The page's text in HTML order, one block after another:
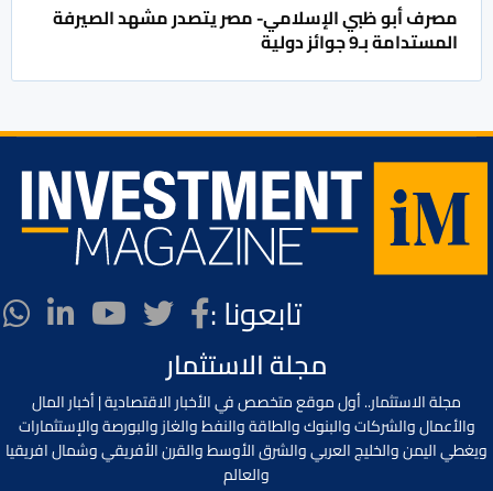
مصرف أبو ظبي الإسلامي- مصر يتصدر مشهد الصيرفة
المستدامة بـ9 جوائز دولية
تابعونا :
مجلة الاستثمار
مجلة الاستثمار.. أول موقع متخصص في الأخبار الاقتصادية | أخبار المال
والأعمال والشركات والبنوك والطاقة والنفط والغاز والبورصة والإستثمارات
ويغطي اليمن والخليج العربي والشرق الأوسط والقرن الأفريقي وشمال افريقيا
والعالم